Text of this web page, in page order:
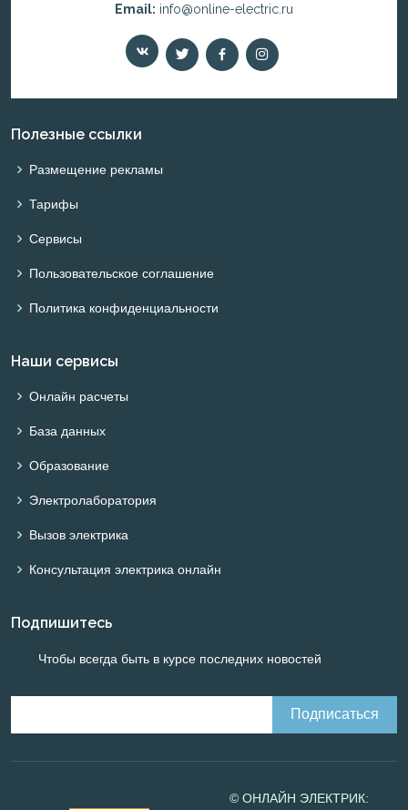
Email: info@online-electric.ru
Полезные ссылки
Размещение рекламы
Тарифы
Сервисы
Пользовательское соглашение
Политика конфиденциальности
Наши сервисы
Онлайн расчеты
База данных
Образование
Электролаборатория
Вызов электрика
Консультация электрика онлайн
Подпишитесь
Чтобы всегда быть в курсе последних новостей
© ОНЛАЙН ЭЛЕКТРИК: